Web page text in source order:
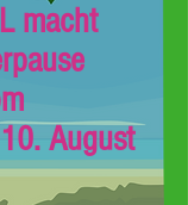
macht
August